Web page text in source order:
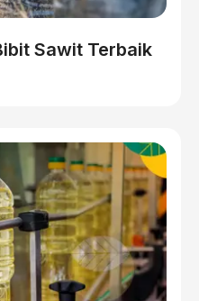
Sawit Terbaik